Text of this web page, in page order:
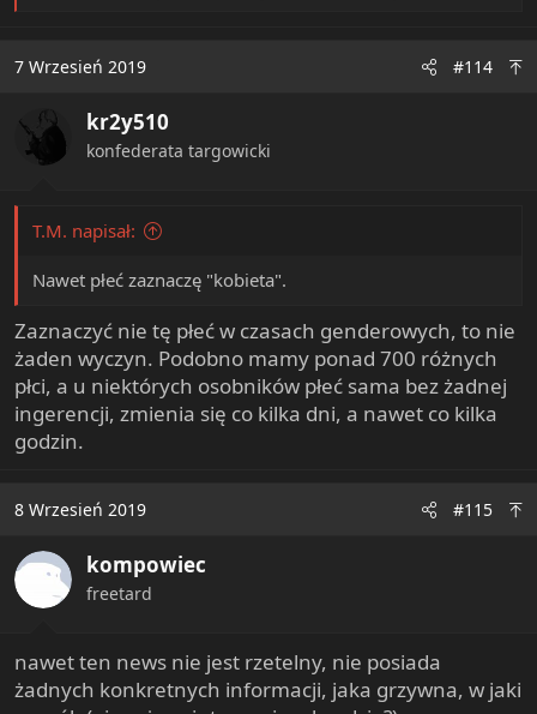
t
o
s
7 Wrzesień 2019 #114
kr2y510
konfederata targowicki
T.M. napisał:
Nawet płeć zaznaczę "kobieta".
Zaznaczyć nie tę płeć w czasach genderowych, to nie
żaden wyczyn. Podobno mamy ponad 700 różnych
płci, a u niektórych osobników płeć sama bez żadnej
ingerencji, zmienia się co kilka dni, a nawet co kilka
godzin.
8 Wrzesień 2019 #115
kompowiec
freetard
nawet ten news nie jest rzetelny, nie posiada
żadnych konkretnych informacji, jaka grzywna, w jaki